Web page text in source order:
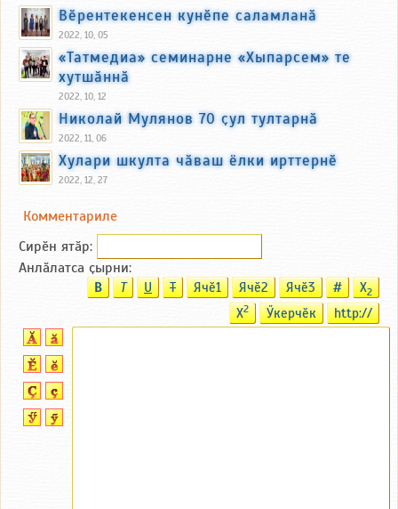
Вӗрентекенсен кунӗпе саламланӑ
2022, 10, 05
«Татмедиа» семинарне «Хыпарсем» те
хутшӑннӑ
2022, 10, 12
Николай Мулянов 70 ҫул тултарнӑ
2022, 11, 06
Хулари шкулта чӑваш ёлки ирттернӗ
2022, 12, 27
Комментариле
Сирӗн ятӑp:
Анлӑлатса ҫырни:
B T U T Ячӗ1 Ячӗ2 Ячӗ3 # X2
X2 Ӳкерчӗк http://